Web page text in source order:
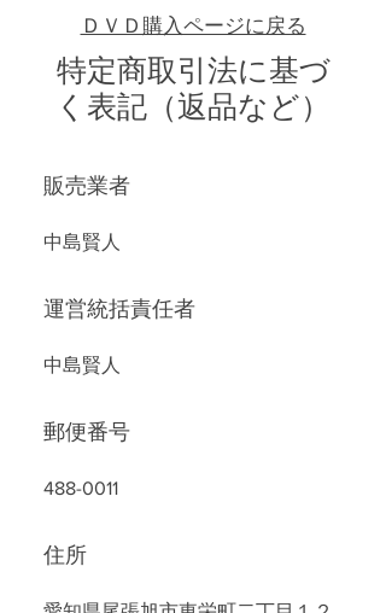
​ＤＶＤ購入ページに戻る
特定商取引法に基づ
く表記（返品など）
販売業者
中島賢人
運営統括責任者
中島賢人
郵便番号
488-0011
住所